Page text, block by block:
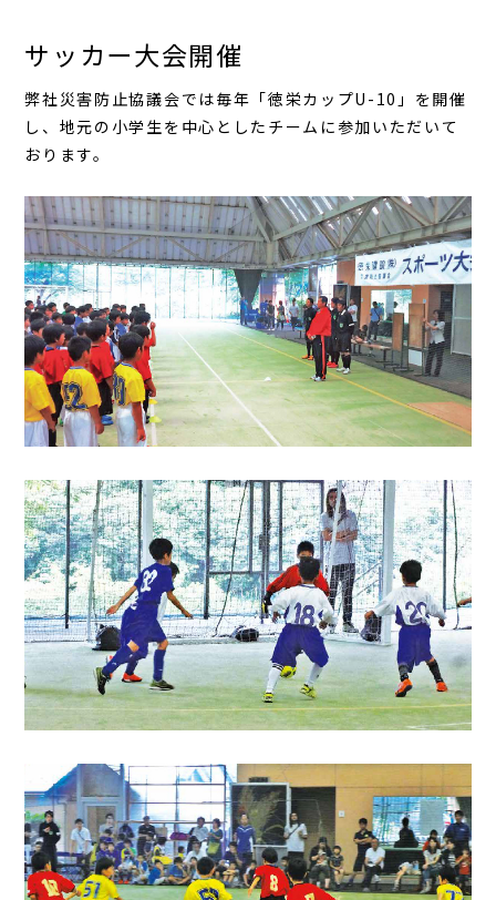
サッカー大会開催
弊社災害防止協議会では毎年「徳栄カップU-10」を開催
し、地元の小学生を中心としたチームに参加いただいて
おります。